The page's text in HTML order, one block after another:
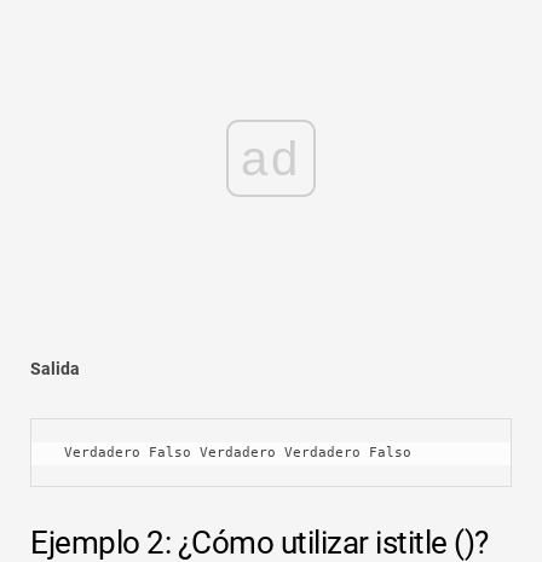
ad
Salida
Verdadero Falso Verdadero Verdadero Falso
Ejemplo 2: ¿Cómo utilizar istitle ()?